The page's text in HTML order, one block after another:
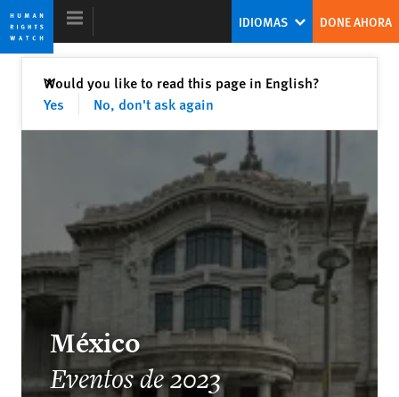
Skip
to
cookie
privacy
Skip
to
main
content
Informe Mundial 2024
El sistema de Derechos Humanos está
bajo amenaza: Un llamado a la acción
Tirana Hassan
Directora Ejecutiva
IDIOMAS DONE AHORA
Would you like to read this page in English?
Yes
No, don't ask again
✕Cerrar
México
Eventos de 2023